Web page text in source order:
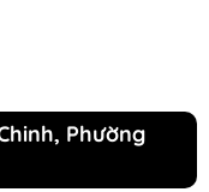
Phường